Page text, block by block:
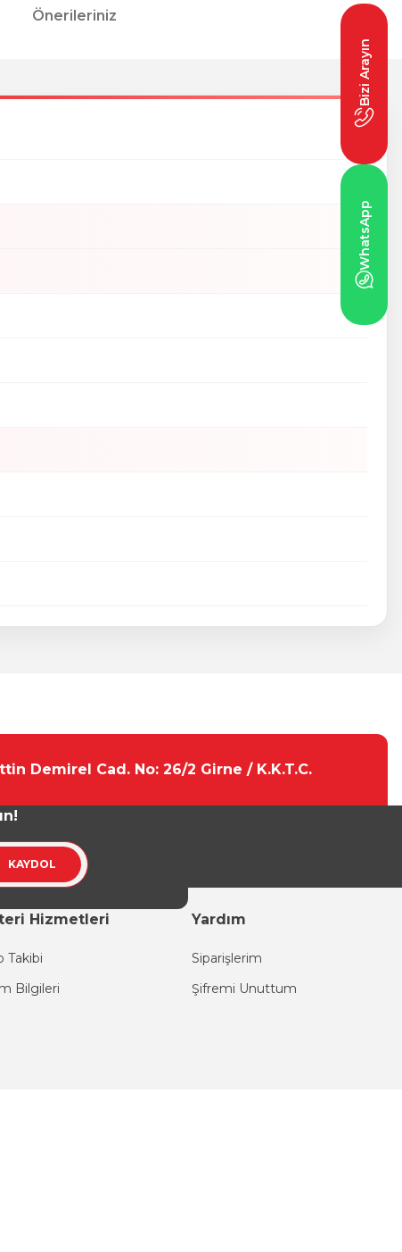
Önerileriniz
Demirel Cad. No: 26/2 Girne / K.K.T.C.
KAYDOL
Hizmetleri
Takibi
Bilgileri
Yardım
Siparişlerim
Şifremi Unuttum
Bizi Arayın
WhatsApp